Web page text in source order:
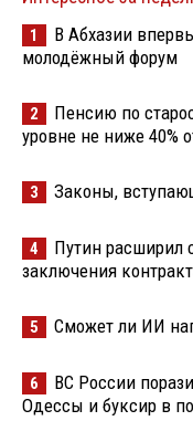
1
В Абхазии
молодёжный форум
2
Пенсию по
уровне не ниже 40%
3 Законы,
4
Путин расширил
заключения
5 Сможет ли ИИ
6
ВС России
Одессы и буксир в